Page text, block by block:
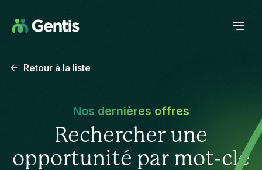
Retour à la liste
Nos dernières offres
Rechercher une
opportunité par mot-clé